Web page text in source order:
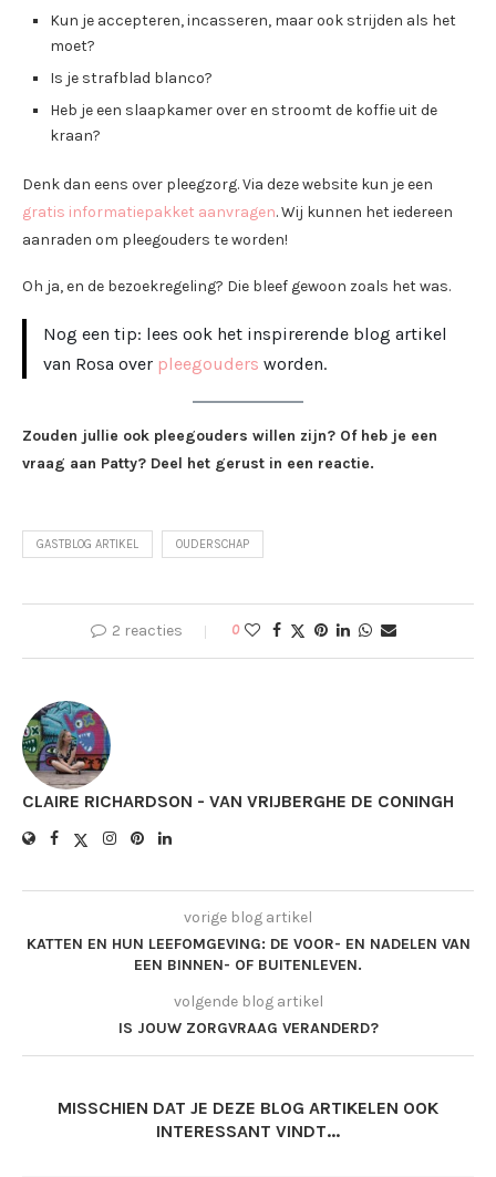
Kun je accepteren, incasseren, maar ook strijden als het
moet?
Is je strafblad blanco?
Heb je een slaapkamer over en stroomt de koffie uit de
kraan?
Denk dan eens over pleegzorg. Via deze website kun je een
gratis informatiepakket aanvragen. Wij kunnen het iedereen
aanraden om pleegouders te worden!
Oh ja, en de bezoekregeling? Die bleef gewoon zoals het was.
Nog een tip: lees ook het inspirerende blog artikel
van Rosa over pleegouders worden.
Zouden jullie ook pleegouders willen zijn? Of heb je een
vraag aan Patty? Deel het gerust in een reactie.
GASTBLOG ARTIKEL OUDERSCHAP
2 reacties 0
CLAIRE RICHARDSON - VAN VRIJBERGHE DE CONINGH
vorige blog artikel
KATTEN EN HUN LEEFOMGEVING: DE VOOR- EN NADELEN VAN
EEN BINNEN- OF BUITENLEVEN.
volgende blog artikel
IS JOUW ZORGVRAAG VERANDERD?
MISSCHIEN DAT JE DEZE BLOG ARTIKELEN OOK
INTERESSANT VINDT...